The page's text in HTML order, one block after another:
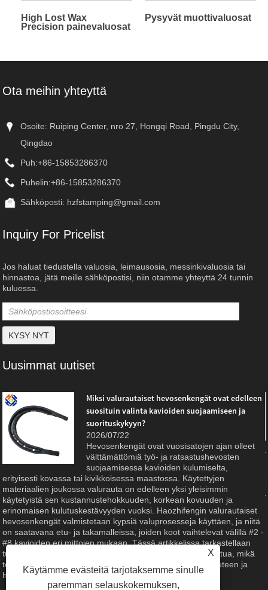
High Lost Wax
Precision painevaluosat
Pysyvät muottivaluosat
Ota meihin yhteyttä
Osoite: Ruiping Center, nro 27, Hongqi Road, Pingdu City,
Qingdao
Puh:+86-15853286370
Puhelin:+86-15853286370
Sähköposti: hzfstamping@gmail.com
Inquiry For Pricelist
Jos haluat tiedustella valuosia, leimausosia, messinkivaluosia tai
hinnastoa, jätä meille sähköpostisi, niin otamme yhteyttä 24 tunnin
kuluessa.
Uusimmat uutiset
Miksi valurautaiset hevosenkengät ovat edelleen
suosituin valinta kavioiden suojaamiseen ja
suorituskykyyn?
2026/07/22
Hevosenkengät ovat vuosisatojen ajan olleet
välttämättömiä työ- ja ratsastushevosten
suojaamisessa kavioiden kulumiselta,
erityisesti kovassa tai kivikkoisessa maastossa. Käytettyjen
materiaalien joukossa valurauta on edelleen yksi yleisimmin
käytetyistä sen kustannustehokkuuden, korkean kovuuden ja
erinomaisen kulutuskestävyyden vuoksi. Haozhifengin valurautaiset
hevosenkengät valmistetaan kypsiä valuprosesseja käyttäen, ja niitä
on saatavana etu- ja takamalleissa, joiden koot vaihtelevat välillä #2 -
#8 kavioiden eri mittojen mukaan. Tässä artikkelissa tarkastellaan
tuotteen ominaisuuksia, materiaalien etuja ja valmistuslaatua, mikä
tekee siitä luotettavan valinnan hevosenhoitoon, maatalouteen ja
hevosurheiluun.
X
Käytämme evästeitä tarjotaksemme sinulle
paremman selauskokemuksen,